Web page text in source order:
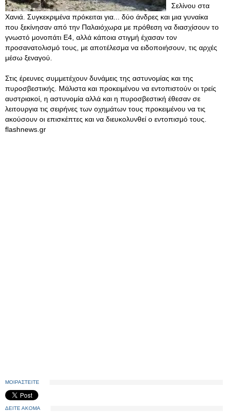
Σελίνου στα
Χανιά. Συγκεκριμένα πρόκειται για... δύο άνδρες και μια γυναίκα
που ξεκίνησαν από την Παλαιόχωρα με πρόθεση να διασχίσουν το
γνωστό μονοπάτι Ε4, αλλά κάποια στιγμή έχασαν τον
προσανατολισμό τους, με αποτέλεσμα να ειδοποιήσουν, τις αρχές
μέσω ξεναγού.
Στις έρευνες συμμετέχουν δυνάμεις της αστυνομίας και της
πυροσβεστικής. Μάλιστα και προκειμένου να εντοπιστούν οι τρείς
αυστριακοί, η αστυνομία αλλά και η πυροσβεστική έθεσαν σε
λειτουργια τις σειρήνες των οχημάτων τους προκειμένου να τις
ακούσουν οι επισκέπτες και να διευκολυνθεί ο εντοπισμό τους.
flashnews.gr
ΜΟΙΡΑΣΤΕΙΤΕ
ΔΕΙΤΕ ΑΚΟΜΑ